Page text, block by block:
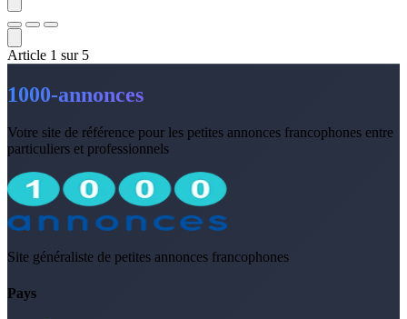
Article 1 sur 5
1000-annonces
Votre site de référence pour les petites annonces francophones entre
particuliers et professionnels
Site généraliste de petites annonces francophones
Pays